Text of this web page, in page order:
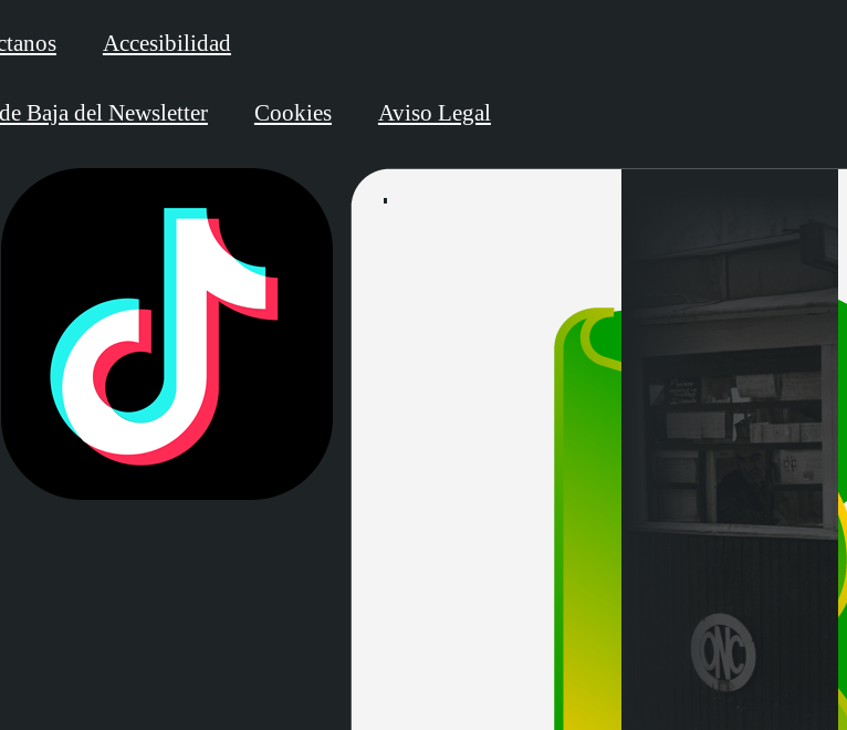
Accesibilidad
Baja del Newsletter Cookies Aviso Legal